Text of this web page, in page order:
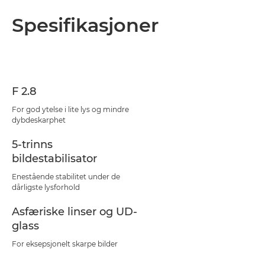
Spesifikasjoner
F 2.8
For god ytelse i lite lys og mindre
dybdeskarphet
5-trinns
bildestabilisator
Enestående stabilitet under de
dårligste lysforhold
Asfæriske linser og UD-
glass
For eksepsjonelt skarpe bilder